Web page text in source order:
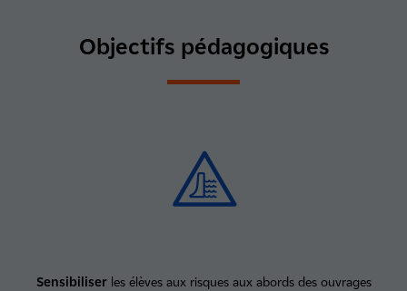
Objectifs pédagogiques
Sensibiliserles élèves aux risques aux abords des ouvrages